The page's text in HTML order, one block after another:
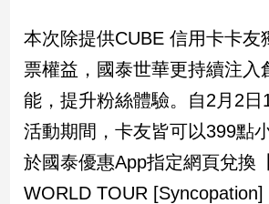
南
台
灣
觀
點
南
台
本次除提供CUBE 信用卡卡友
票權益，國泰世華更持續注入
能，提升粉絲體驗。自2月2日
活動期間，卡友皆可以399點
於國泰優惠App指定網頁兌換
WORLD TOUR [Syncopation]